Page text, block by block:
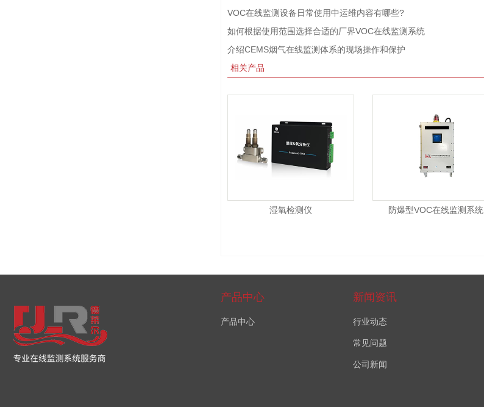
VOC在线监测设备日常使用中运维内容有哪些?
如何根据使用范围选择合适的厂界VOC在线监测系统
介绍CEMS烟气在线监测体系的现场操作和保护
相关产品
湿氧检测仪 防爆型VOC在线监测系统
产品中心
产品中心
新闻资讯
行业动态
常见问题
公司新闻